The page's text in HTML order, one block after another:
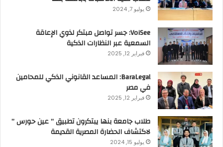
يوليو 7, 2024
VoiSee: جسر تواصل مبتكر لذوي الإعاقة
السمعية عبر النظارات الذكية
فبراير 12, 2025
BaraLegal: المساعد القانوني الذكي للمحامين
في مصر
فبراير 12, 2025
طلاب جامعة بنها يبتكرون تطبيق ” عين حورس ”
لاكتشاف الحضارة المصرية القديمة
يوليو 15, 2024